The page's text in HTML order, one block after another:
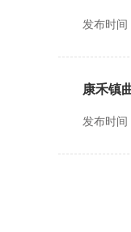
发布时间
康禾镇
发布时间